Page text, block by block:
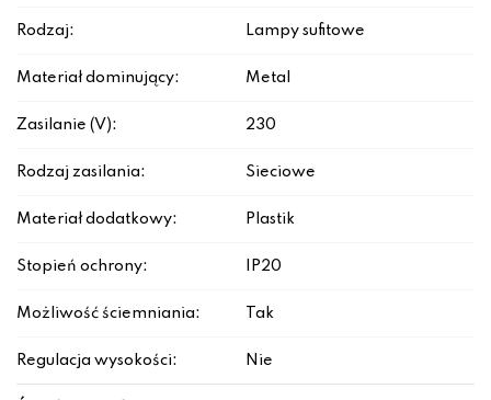
Rodzaj: Lampy sufitowe
Materiał dominujący: Metal
Zasilanie (V): 230
Rodzaj zasilania: Sieciowe
Materiał dodatkowy: Plastik
Stopień ochrony: IP20
Możliwość ściemniania: Tak
Regulacja wysokości: Nie